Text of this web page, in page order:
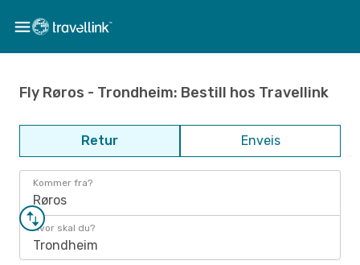
Fly Røros - Trondheim: Bestill hos Travellink
Retur Enveis
Kommer fra?
Røros
Hvor skal du?
Trondheim